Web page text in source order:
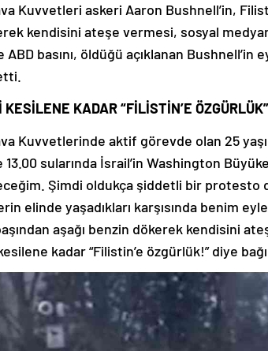
Kuvvetleri askeri Aaron Bushnell’in,
kendisini ateşe vermesi, sosyal
ABD basını, öldüğü açıklanan Bushnell’in
KESİLENE KADAR “FİLİSTİN’E
Kuvvetlerinde aktif görevde olan 25
13.00 sularında İsrail’in Washington
Şimdi oldukça şiddetli bir protesto
elinde yaşadıkları karşısında benim
aşağı benzin dökerek kendisini
kadar “Filistin’e özgürlük!” diye